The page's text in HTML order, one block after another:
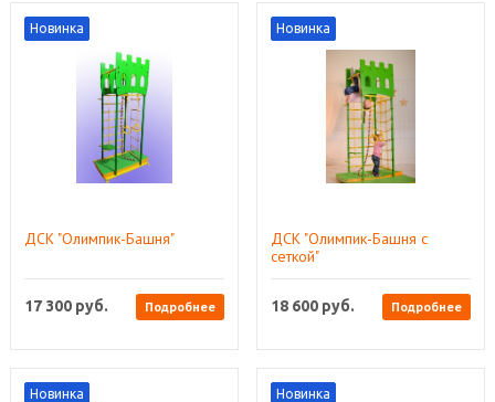
Новинка
ДСК "Олимпик-Башня"
17 300 руб. Подробнее
Новинка
ДСК "Олимпик-Башня с
сеткой"
18 600 руб. Подробнее
Новинка Новинка